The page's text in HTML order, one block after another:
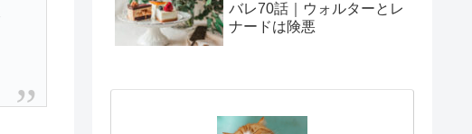
バレ70話｜ウォルターとレ
ナードは険悪